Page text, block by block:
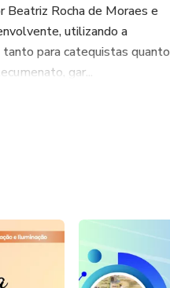
Beatriz Rocha de Moraes e
utilizando a
para catequistas quanto
gar...